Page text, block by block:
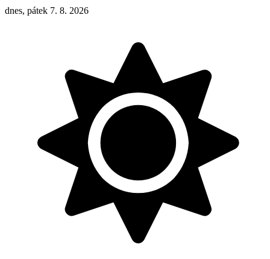
dnes, pátek 7. 8. 2026